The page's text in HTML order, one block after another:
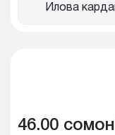
Илова
46.00